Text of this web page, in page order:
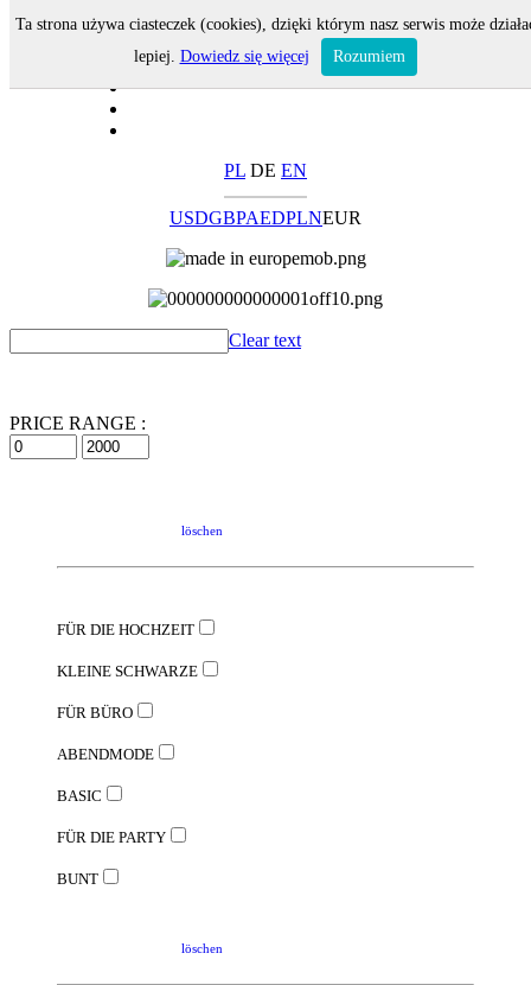
PL DE EN
USDGBPAEDPLNEUR
Clear text
PRICE RANGE :
löschen
FÜR DIE HOCHZEIT
KLEINE SCHWARZE
FÜR BÜRO
ABENDMODE
BASIC
FÜR DIE PARTY
BUNT
löschen
Ta strona używa ciasteczek (cookies), dzięki którym nasz serwis może
lepiej. Dowiedz się więcej Rozumiem